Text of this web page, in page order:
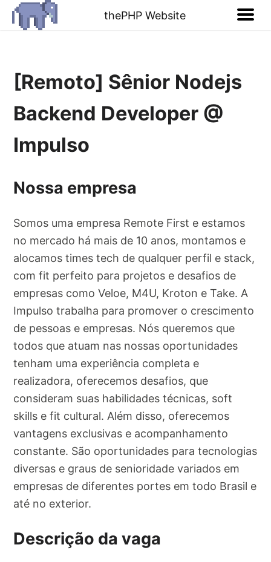
thePHP Website
[Remoto] Sênior Nodejs
Backend Developer @
Impulso
Nossa empresa
Somos uma empresa Remote First e estamos
no mercado há mais de 10 anos, montamos e
alocamos times tech de qualquer perfil e stack,
com fit perfeito para projetos e desafios de
empresas como Veloe, M4U, Kroton e Take. A
Impulso trabalha para promover o crescimento
de pessoas e empresas. Nós queremos que
todos que atuam nas nossas oportunidades
tenham uma experiência completa e
realizadora, oferecemos desafios, que
consideram suas habilidades técnicas, soft
skills e fit cultural. Além disso, oferecemos
vantagens exclusivas e acompanhamento
constante. São oportunidades para tecnologias
diversas e graus de senioridade variados em
empresas de diferentes portes em todo Brasil e
até no exterior.
Descrição da vaga